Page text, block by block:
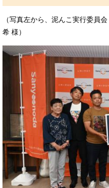
（写真左から、泥んこ実行委員
希 様）